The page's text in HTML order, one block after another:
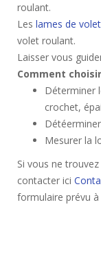
roulant.
Les lames de volet
volet roulant.
Laisser vous
Comment
Déterminer
crochet,
Mesurer la
Si vous ne
contacter ici
formulaire prévu